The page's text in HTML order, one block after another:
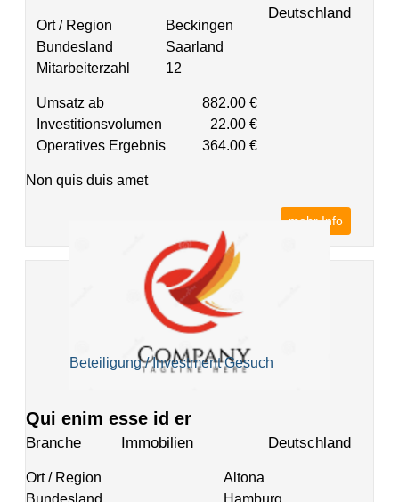
Deutschland
Ort / Region
Beckingen
Bundesland
Saarland
Mitarbeiterzahl
12
Umsatz ab
882.00 €
Investitionsvolumen
22.00 €
Operatives Ergebnis
364.00 €
Non quis duis amet
mehr Info
Beteiligung / Investment Gesuch
Qui enim esse id er
Branche Immobilien Deutschland
Ort / Region
Altona
Bundesland
Hamburg